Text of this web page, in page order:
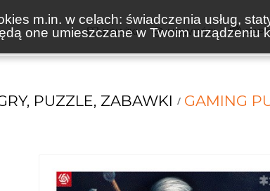
m.in. w celach: świadczenia usług,
one umieszczane w Twoim urządzeniu
KSIĄŻKI NOWOŚCI
PUZZLE, ZABAWKI GAMING